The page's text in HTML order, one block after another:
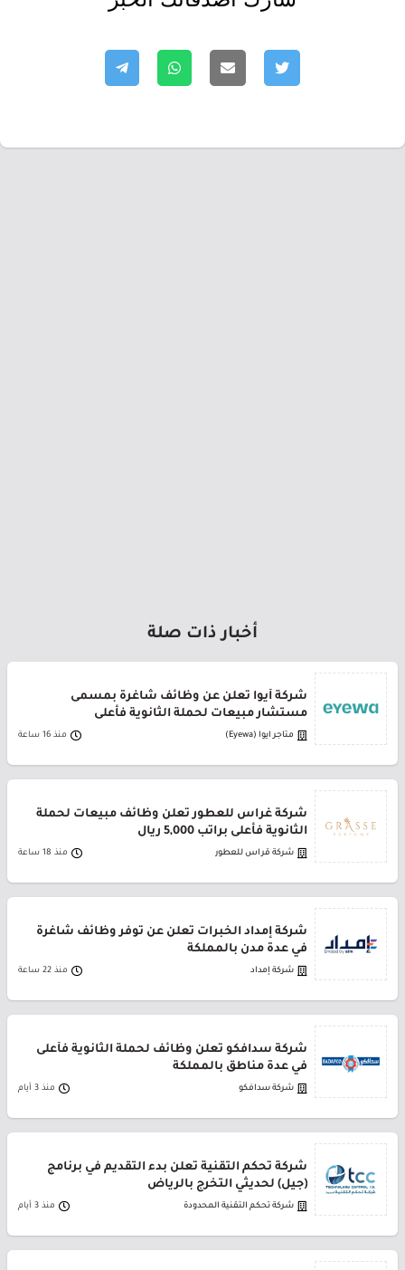
أخبار ذات صلة
شركة أيوا تعلن عن وظائف شاغرة بمسمى
مستشار مبيعات لحملة الثانوية فأعلى
متاجر ايوا (Eyewa) منذ 16 ساعة
شركة غراس للعطور تعلن وظائف مبيعات لحملة
الثانوية فأعلى براتب 5,000 ريال
شركة قراس للعطور منذ 18 ساعة
شركة إمداد الخبرات تعلن عن توفر وظائف شاغرة
في عدة مدن بالمملكة
شركة إمداد منذ 22 ساعة
شركة سدافكو تعلن وظائف لحملة الثانوية فأعلى
في عدة مناطق بالمملكة
شركة سدافكو منذ 3 أيام
شركة تحكم التقنية تعلن بدء التقديم في برنامج
(جيل) لحديثي التخرج بالرياض
شركة تحكم التقنية المحدودة منذ 3 أيام